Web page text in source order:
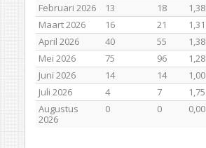
Februari 2026
13 18
1,38
Maart 2026
16 21
1,31
April 2026
40 55
1,38
Mei 2026
75 96
1,28
Juni 2026
14 14
1,00
Juli 2026
4 7
1,75
Augustus
2026
0 0 0,00